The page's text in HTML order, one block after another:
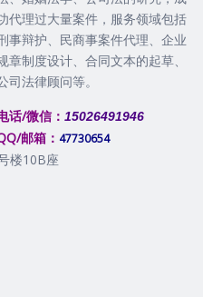
代理过大量案件，服务领域包括
事辩护、民商事案件代理、企业
章制度设计、合同文本的起草、
司法律顾问等。
话/微信： 15026491946
邮箱： 47730654
楼10B座